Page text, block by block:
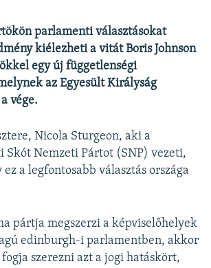
RL weboldal
parlamenti választásokat
kiélezheti a vitát Boris Johnson
egy új függetlenségi
az Egyesült Királyság
vége.
Nicola Sturgeon, aki a
Skót Nemzeti Pártot (SNP) vezeti,
a legfontosabb választás országa
pártja megszerzi a képviselőhelyek
edinburgh-i parlamentben, akkor
szerezni azt a jogi hatáskört,